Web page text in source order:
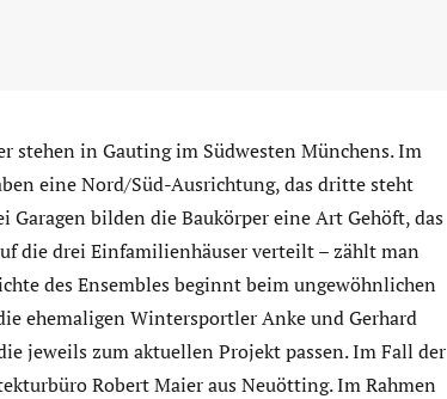
stehen in Gauting im Südwesten Münchens. Im
eine Nord/Süd-Ausrichtung, das dritte steht
bilden die Baukörper eine Art Gehöft, das
die drei Einfamilienhäuser verteilt – zählt man
des Ensembles beginnt beim ungewöhnlichen
ehemaligen Wintersportler Anke und Gerhard
jeweils zum aktuellen Projekt passen. Im Fall der
Robert Maier aus Neuötting. Im Rahmen